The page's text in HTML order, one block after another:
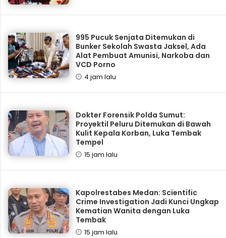
995 Pucuk Senjata Ditemukan di
Bunker Sekolah Swasta Jaksel, Ada
Alat Pembuat Amunisi, Narkoba dan
VCD Porno
4 jam lalu
Dokter Forensik Polda Sumut:
Proyektil Peluru Ditemukan di Bawah
Kulit Kepala Korban, Luka Tembak
Tempel
15 jam lalu
Kapolrestabes Medan: Scientific
Crime Investigation Jadi Kunci Ungkap
Kematian Wanita dengan Luka
Tembak
15 jam lalu